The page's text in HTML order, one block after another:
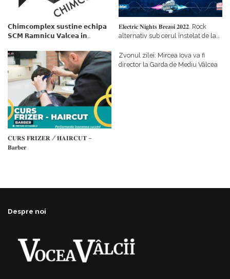
𝗖𝗵𝗶𝗺𝗰𝗼𝗺𝗽𝗹𝗲𝘅 𝘀𝘂𝘀𝘁𝗶𝗻𝗲 𝗲𝗰𝗵𝗶𝗽𝗮
𝗦𝗖𝗠 𝗥𝗮𝗺𝗻𝗶𝗰𝘂 𝗩𝗮𝗹𝗰𝗲𝗮 𝗶𝗻
𝗳𝗶𝗻𝗮𝗻𝘁𝗮𝘁𝗼𝗿
𝐄𝐥𝐞𝐜𝐭𝐫𝐢𝐜 𝐍𝐢𝐠𝐡𝐭𝐬 𝐁𝐫𝐞𝐳𝐨𝐢 𝟐𝟎𝟐𝟐. Rock
alternativ sub cerul înstelat de la
𝐂𝐔𝐑𝐒 𝐅𝐑𝐈𝐙𝐄𝐑 / 𝐇𝐀𝐈𝐑𝐂𝐔𝐓 –
𝐁𝐚𝐫𝐛𝐞𝐫
Zvonul zilei: Mircea Iova va fi
director la Garda de Mediu Vâlcea
Despre noi